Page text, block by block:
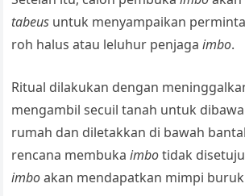
tabeus untuk menyampaikan
roh halus atau leluhur penjagaimbo.
Ritual dilakukan dengan
mengambil secuil tanah untuk
rumah dan diletakkan di bawah
rencana membukaimbotidak
imboakan mendapatkan mimpi